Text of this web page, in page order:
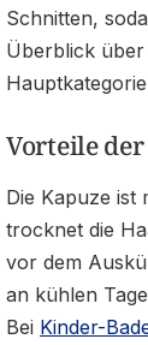
Schnitten,
Überblick über
Vorteile
Die Kapuze ist
trocknet die
vor dem
an kühlen
Bei Kinder-